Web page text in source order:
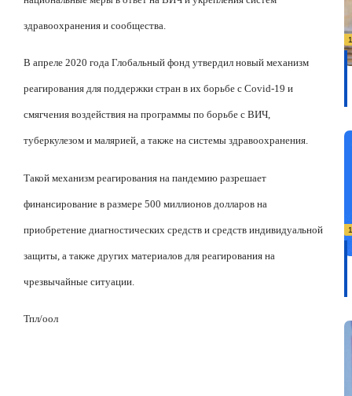
здравоохранения и сообщества.
В апреле 2020 года Глобальный фонд утвердил новый механизм
реагирования для поддержки стран в их борьбе с Covid-19 и
смягчения воздействия на программы по борьбе с ВИЧ,
туберкулезом и малярией, а также на системы здравоохранения.
Такой механизм реагирования на пандемию разрешает
финансирование в размере 500 миллионов долларов на
приобретение диагностических средств и средств индивидуальной
защиты, а также других материалов для реагирования на
чрезвычайные ситуации.
Тпл/оол